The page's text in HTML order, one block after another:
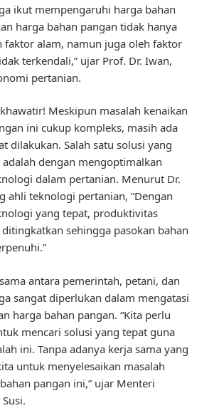
ikut mempengaruhi harga bahan
harga bahan pangan tidak hanya
faktor alam, namun juga oleh faktor
terkendali,” ujar Prof. Dr. Iwan,
pertanian.
Meskipun masalah kenaikan
ini cukup kompleks, masih ada
dilakukan. Salah satu solusi yang
dengan mengoptimalkan
dalam pertanian. Menurut Dr.
ahli teknologi pertanian, “Dengan
yang tepat, produktivitas
sehingga pasokan bahan
antara pemerintah, petani, dan
sangat diperlukan dalam mengatasi
harga bahan pangan. “Kita perlu
mencari solusi yang tepat guna
ini. Tanpa adanya kerja sama yang
untuk menyelesaikan masalah
pangan ini,” ujar Menteri